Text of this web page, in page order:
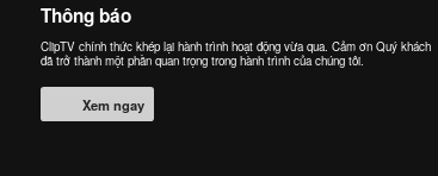
Thông báo
ClipTV chính thức khép lại hành trình hoạt động vừa qua. Cảm ơn Quý khách
đã trở thành một phần quan trọng trong hành trình của chúng tôi.
Xem ngay